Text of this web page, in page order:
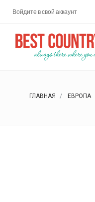
Войдите в свой аккаунт
ГЛАВНАЯ ЕВРОПА